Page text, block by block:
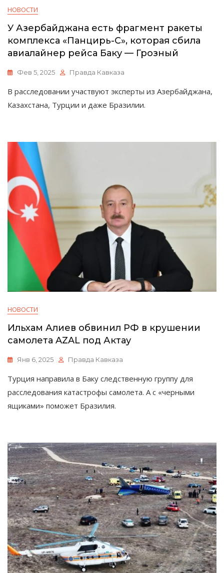
НОВОСТИ
У Азербайджана есть фрагмент ракеты
комплекса «Панцирь-С», которая сбила
авиалайнер рейса Баку — Грозный
Фев 5, 2025 Правда Кавказа
В расследовании участвуют эксперты из Азербайджана,
Казахстана, Турции и даже Бразилии.
НОВОСТИ
Ильхам Алиев обвинил РФ в крушении
самолета AZAL под Актау
Янв 6, 2025 Правда Кавказа
Турция направила в Баку следственную группу для
расследования катастрофы самолета. А с «черными
ящиками» поможет Бразилия.